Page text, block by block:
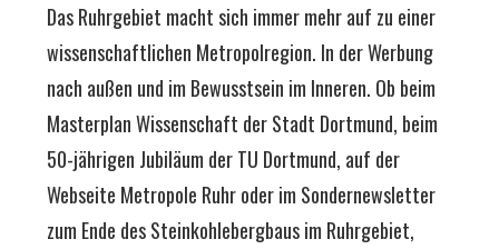
Das Ruhrgebiet macht sich immer mehr auf zu einer
wissenschaftlichen Metropolregion. In der Werbung
nach außen und im Bewusstsein im Inneren. Ob beim
Masterplan Wissenschaft der Stadt Dortmund, beim
50-jährigen Jubiläum der TU Dortmund, auf der
Webseite Metropole Ruhr oder im Sondernewsletter
zum Ende des Steinkohlebergbaus im Ruhrgebiet,